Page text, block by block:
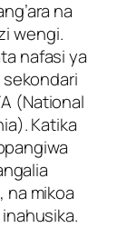
na
wengi.
nafasi ya
(National
Katika
na mikoa